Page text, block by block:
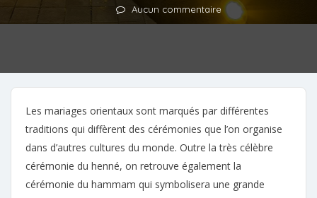
Aucun commentaire
Les mariages orientaux sont marqués par différentes
traditions qui diffèrent des cérémonies que l’on organise
dans d’autres cultures du monde. Outre la très célèbre
cérémonie du henné, on retrouve également la
cérémonie du hammam qui symbolisera une grande